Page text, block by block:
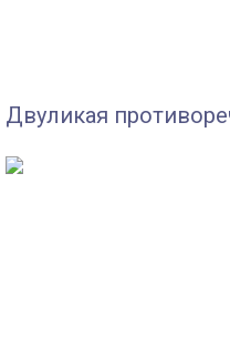
Двуликая